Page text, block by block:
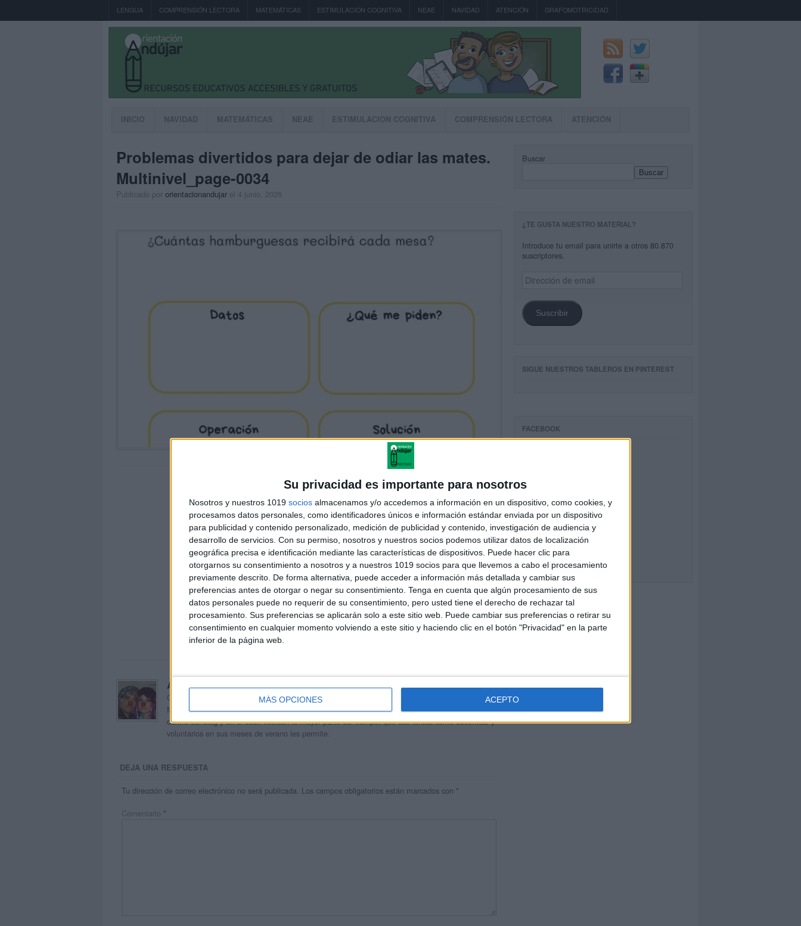
Su privacidad es importante para nosotros
Nosotros y nuestros 1019 socios almacenamos y/o accedemos a información en un dispositivo, como cookies, y
procesamos datos personales, como identificadores únicos e información estándar enviada por un dispositivo
para publicidad y contenido personalizado, medición de publicidad y contenido, investigación de audiencia y
desarrollo de servicios. Con su permiso, nosotros y nuestros socios podemos utilizar datos de localización
geográfica precisa e identificación mediante las características de dispositivos. Puede hacer clic para
otorgarnos su consentimiento a nosotros y a nuestros 1019 socios para que llevemos a cabo el procesamiento
previamente descrito. De forma alternativa, puede acceder a información más detallada y cambiar sus
preferencias antes de otorgar o negar su consentimiento. Tenga en cuenta que algún procesamiento de sus
datos personales puede no requerir de su consentimiento, pero usted tiene el derecho de rechazar tal
procesamiento. Sus preferencias se aplicarán solo a este sitio web. Puede cambiar sus preferencias o retirar su
consentimiento en cualquier momento volviendo a este sitio y haciendo clic en el botón "Privacidad" en la parte
inferior de la página web.
MÁS OPCIONES ACEPTO
LENGUA COMPRENSIÓN LECTORA MATEMÁTICAS ESTIMULACION COGNITIVA NEAE NAVIDAD ATENCIÓN GRAFOMOTRICIDAD
INICIO NAVIDAD MATEMÁTICAS NEAE ESTIMULACION COGNITIVA COMPRENSIÓN LECTORA ATENCIÓN
Problemas divertidos para dejar de odiar las mates.
Multinivel_page-0034
Publicado por orientacionandujar el 4 junio, 2026
Acerca de orientacionandujar
Orientación Andújar no es solo un blog, es la apuesta personal de dos profesores Ginés y
Maribel, que además de ser pareja, son los encargados de los contenidos que encontramos
dentro del blog y en el cual, vuelcan la mayor parte del tiempo, que sus tareas como docentes, y
voluntarios en sus meses de verano les permite.
DEJA UNA RESPUESTA
Tu dirección de correo electrónico no será publicada. Los campos obligatorios están marcados con *
Comentario *
Buscar
Buscar
¿TE GUSTA NUESTRO MATERIAL?
Introduce tu email para unirte a otros 80.870
suscriptores.
Dirección
de
Suscribir
SIGUE NUESTROS TABLEROS EN PINTEREST
FACEBOOK